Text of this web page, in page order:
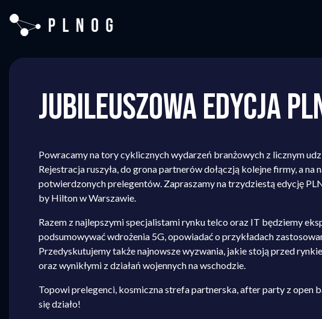
content
JUBILEUSZOWA EDYCJA
Powracamy na tory cyklicznych wydarzeń branżowych z licznym
Rejestracja ruszyła, do grona partnerów dołączją kolejne firmy, a
potwierdzonych prelegentów. Zapraszamy na trzydziestą edycję
by Hilton w Warszawie.
Razem z najlepszymi specjalistami rynku telco oraz IT będziemy
podsumowywać wdrożenia 5G, opowiadać o przykładach
Przedyskutujemy także najnowsze wyzwania, jakie stoją przed
oraz wynikłymi z działań wojennych na wschodzie.
Topowi prelegenci, kosmiczna strefa partnerska, after party z open
się działo!